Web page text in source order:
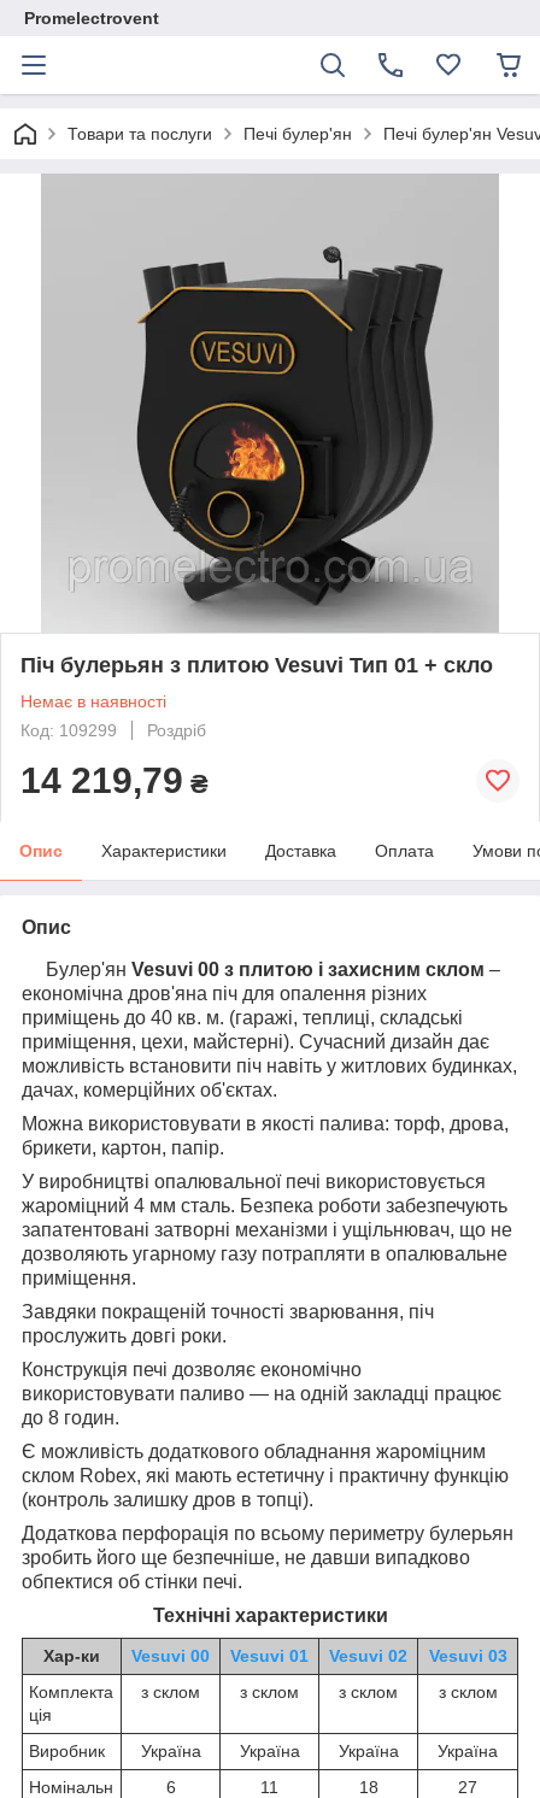
Promelectrovent
Товари та послуги Печі булер'ян Печі булер'ян
Піч булерьян з плитою Vesuvi Тип 01 + скло
Немає в наявності
Код: 109299
Роздріб
14 219,79 ₴
Опис Характеристики Доставка Оплата Умови
Опис
Булер'ян Vesuvi 00 з плитою і захисним склом –
економічна дров'яна піч для опалення різних
приміщень до 40 кв. м. (гаражі, теплиці, складські
приміщення, цехи, майстерні). Сучасний дизайн дає
можливість встановити піч навіть у житлових будинках,
дачах, комерційних об'єктах.
Можна використовувати в якості палива: торф, дрова,
брикети, картон, папір.
У виробництві опалювальної печі використовується
жароміцний 4 мм сталь. Безпека роботи забезпечують
запатентовані затворні механізми і ущільнювач, що не
дозволяють угарному газу потрапляти в опалювальне
приміщення.
Завдяки покращеній точності зварювання, піч
прослужить довгі роки.
Конструкція печі дозволяє економічно
використовувати паливо — на одній закладці працює
до 8 годин.
Є можливість додаткового обладнання жароміцним
склом Robex, які мають естетичну і практичну функцію
(контроль залишку дров в топці).
Додаткова перфорація по всьому периметру булерьян
зробить його ще безпечніше, не давши випадково
обпектися об стінки печі.
Технічні характеристики
Хар-ки Vesuvi 00 Vesuvi 01 Vesuvi 02
Vesuvi 03
Комплекта
ція
з склом з склом з склом з склом
Виробник Україна Україна Україна
Україна
Номінальн
6 11 18 27